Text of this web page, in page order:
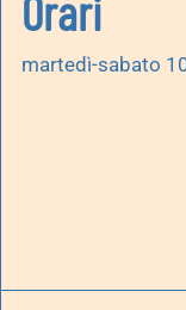
Orari
martedì-sabato